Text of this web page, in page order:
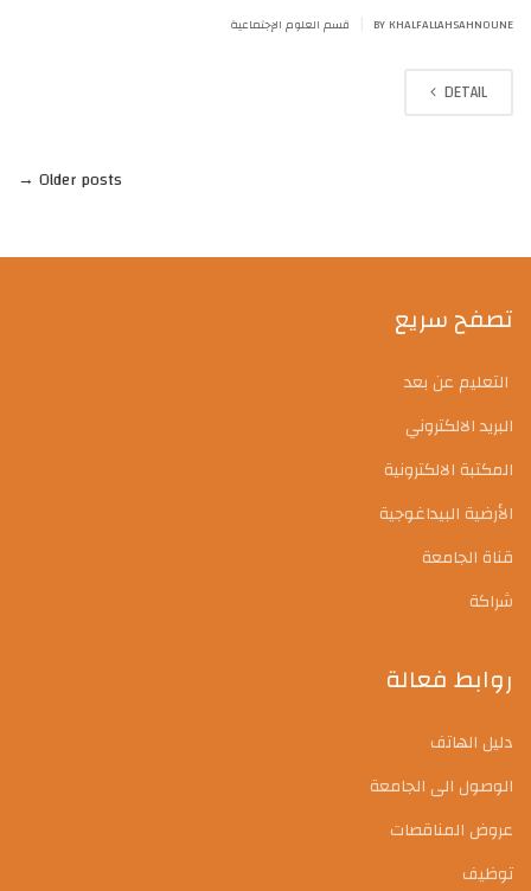
BY KHALFALLAHSAHNOUNE قسم العلوم الإجتماعية
DETAIL
Older posts
→
تصفح سريع
التعليم عن بعد
البريد الالكتروني
المكتبة الالكترونية
الأرضية البيداغوجية
قناة الجامعة
شراكة
روابط فعالة
دليل الهاتف
الوصول الى الجامعة
عروض المناقصات
توظيف